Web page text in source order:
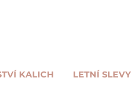
KALICH LETNÍ SLEVY